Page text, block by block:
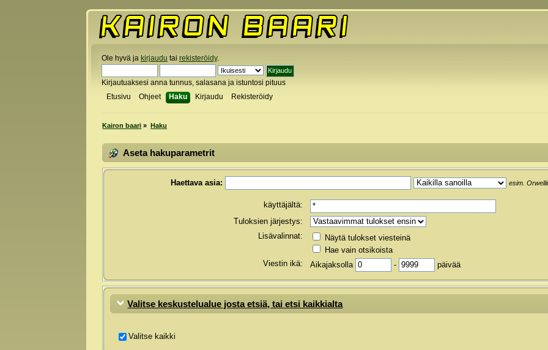
Ole hyvä ja kirjaudu tai rekisteröidy.
Kirjautuaksesi anna tunnus, salasana ja istuntosi pituus
Etusivu
Ohjeet Haku Kirjaudu Rekisteröidy
Kairon baari » Haku
Aseta hakuparametrit
Haettava asia: esim.
käyttäjältä:
Tuloksien järjestys:
Lisävalinnat:
Näytä tulokset viesteinä
Hae vain otsikoista
Viestin ikä:
Aikajaksolla - päivää
Valitse keskustelualue josta etsiä, tai etsi kaikkialta
Valitse kaikki